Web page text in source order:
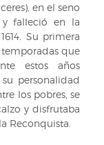
en el seno
falleció en la
Su primera
que
estos años
personalidad
los pobres, se
y disfrutaba
Reconquista.